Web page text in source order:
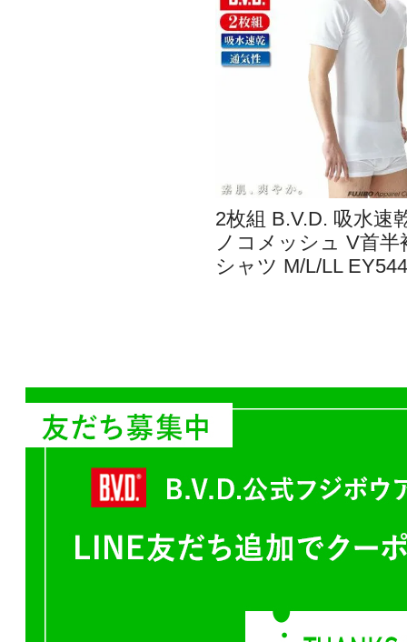
2枚組 B.V.D. 吸水速
ノコメッシュ V首半
シャツ M/L/LL